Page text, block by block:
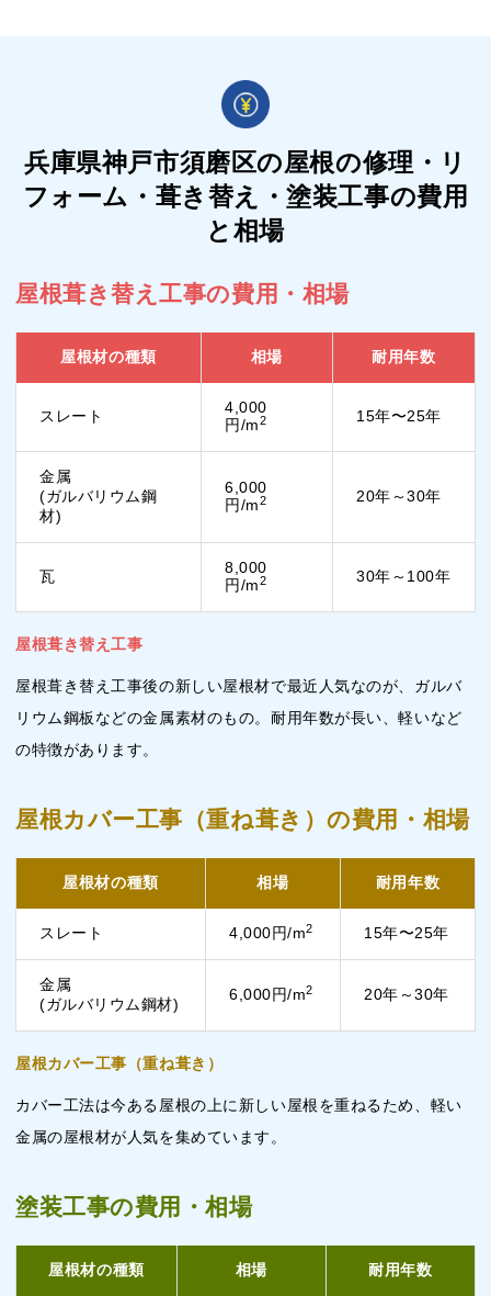
兵庫県神戸市須磨区の屋根の修理・リ
フォーム・葺き替え・塗装工事の費用
と相場
屋根葺き替え工事の費用・相場
屋根材の種類 相場 耐用年数
スレート
4,000
円/m2 15年〜25年
金属
(ガルバリウム鋼
材)
6,000
円/m2 20年～30年
瓦
8,000
円/m2 30年～100年
屋根葺き替え工事
屋根葺き替え工事後の新しい屋根材で最近人気なのが、ガルバ
リウム鋼板などの金属素材のもの。耐用年数が長い、軽いなど
の特徴があります。
屋根カバー工事（重ね葺き）の費用・相場
屋根材の種類 相場 耐用年数
スレート 4,000円/m2 15年〜25年
金属
(ガルバリウム鋼材)
6,000円/m2 20年～30年
屋根カバー工事（重ね葺き）
カバー工法は今ある屋根の上に新しい屋根を重ねるため、軽い
金属の屋根材が人気を集めています。
塗装工事の費用・相場
屋根材の種類 相場 耐用年数